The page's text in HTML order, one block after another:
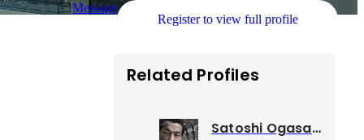
Message
Register to view full profile
Related Profiles
Satoshi Ogasawara